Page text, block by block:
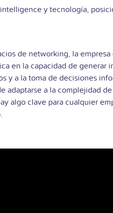
y tecnología,
de networking, la
en la capacidad de
a la toma de decisiones
a la complejidad
algo clave para cualquier